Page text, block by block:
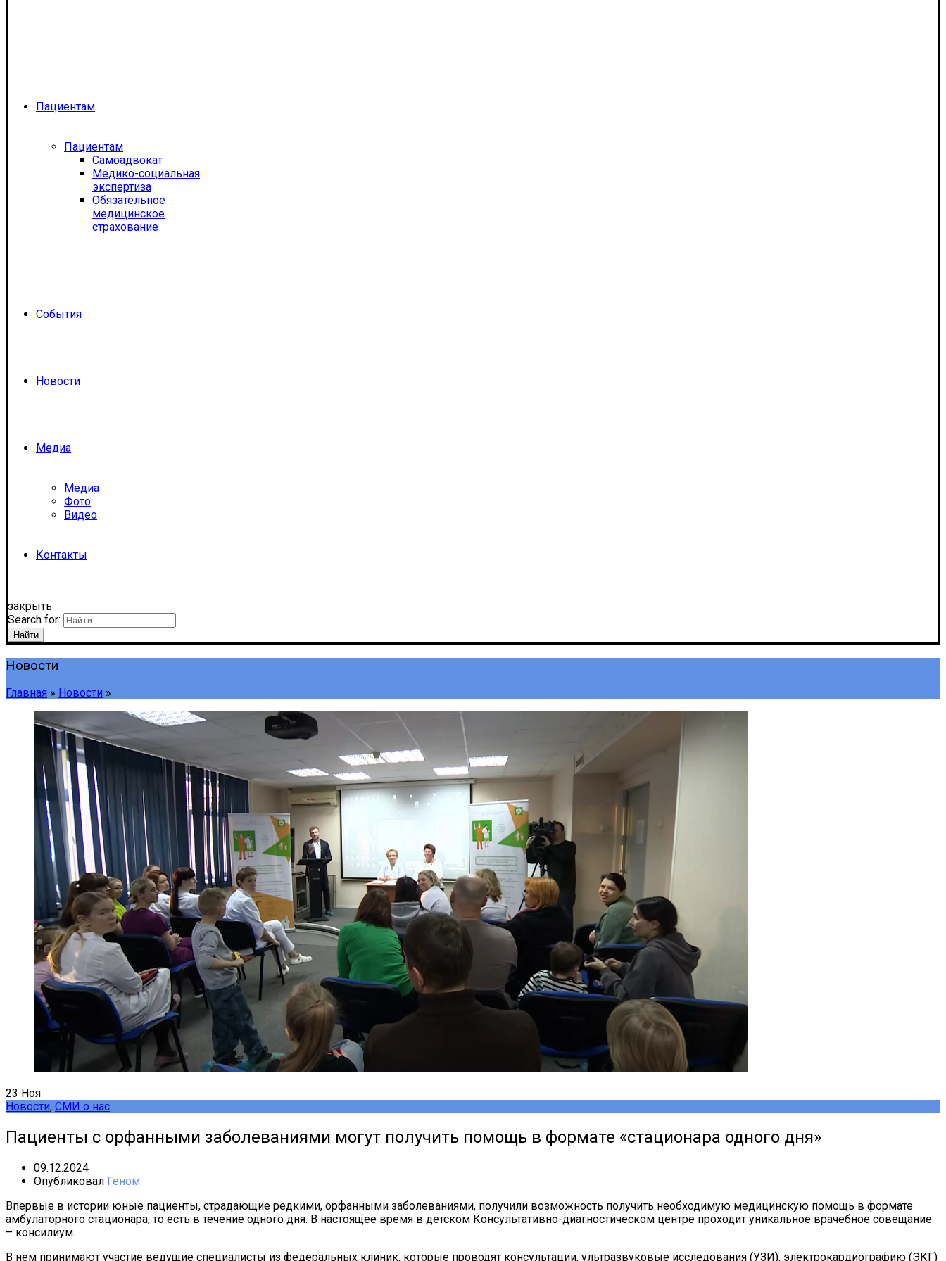
Пациентам
Пациентам
Самоадвокат
Медико-социальная
экспертиза
Обязательное
медицинское
страхование
События
Новости
Медиа
Медиа
Фото
Видео
Контакты
закрыть
Search for:
Найти
Новости
Главная » Новости »
23 Ноя
Новости, СМИ о нас
Пациенты с орфанными заболеваниями могут получить помощь в формате «стационара одного дня»
09.12.2024
Опубликовал Геном
Впервые в истории юные пациенты, страдающие редкими, орфанными заболеваниями, получили возможность получить необходимую медицинскую помощь в формате
амбулаторного стационара, то есть в течение одного дня. В настоящее время в детском Консультативно-диагностическом центре проходит уникальное врачебное совещание
– консилиум.
В нём принимают участие ведущие специалисты из федеральных клиник, которые проводят консультации, ультразвуковые исследования (УЗИ), электрокардиографию (ЭКГ)